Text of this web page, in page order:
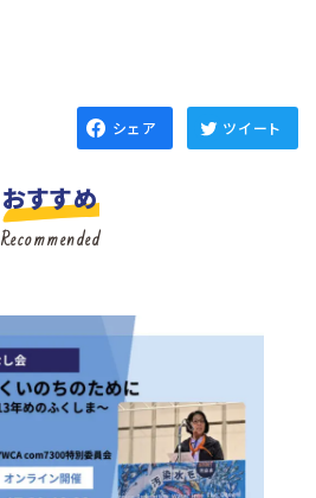
シェア ツイート
おすすめ
Recommended